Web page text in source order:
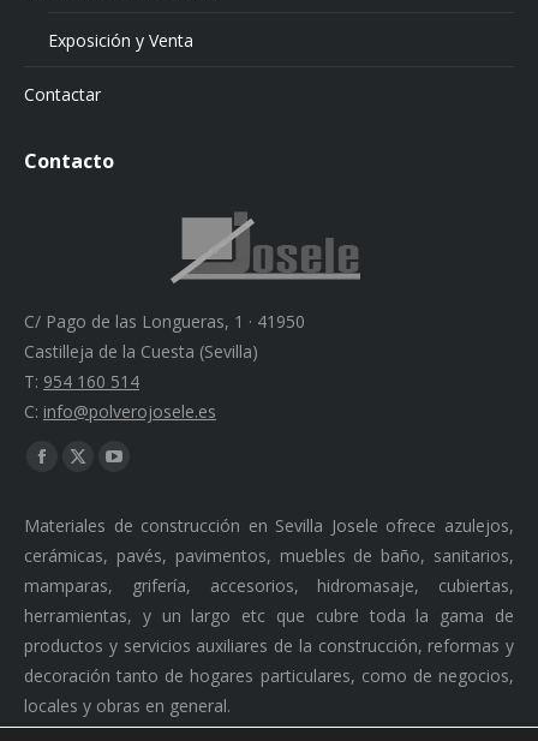
Exposición y Venta
Contactar
Contacto
C/ Pago de las Longueras, 1 · 41950
Castilleja de la Cuesta (Sevilla)
T: 954 160 514
C: info@polverojosele.es
Find us on:
Facebook
opens
in
new
window
X
opens
in
new
window
YouTube
opens
in
new
window
Materiales de construcción en Sevilla Josele ofrece azulejos,
cerámicas, pavés, pavimentos, muebles de baño, sanitarios,
mamparas, grifería, accesorios, hidromasaje, cubiertas,
herramientas, y un largo etc que cubre toda la gama de
productos y servicios auxiliares de la construcción, reformas y
decoración tanto de hogares particulares, como de negocios,
locales y obras en general.